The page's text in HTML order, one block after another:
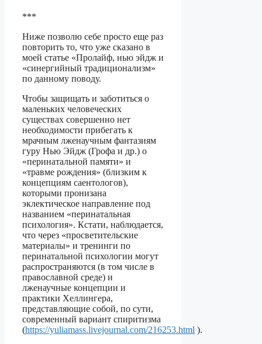
***
Ниже позволю себе просто еще раз
повторить то, что уже сказано в
моей статье «Пролайф, нью эйдж и
«синергийный традиционализм»
по данному поводу.
Чтобы защищать и заботиться о
маленьких человеческих
существах совершенно нет
необходимости прибегать к
мрачным лженаучным фантазиям
гуру Нью Эйдж (Грофа и др.) о
«перинатальной памяти» и
«травме рождения» (близким к
концепциям саентологов),
которыми пронизана
эклектическое направление под
названием «перинатальная
психология». Кстати, наблюдается,
что через «просветительские
материалы» и тренинги по
перинатальной психологии могут
распространяются (в том числе в
православной среде) и
лженаучные концепции и
практики Хеллингера,
представляющие собой, по сути,
современный вариант спиритизма
(https://yuliamass.livejournal.com/216253.html ).